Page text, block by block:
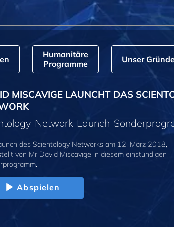
Humanitäre
Programme
Unser
MISCAVIGE LAUNCHT DAS
Network-Launch-
des Scientology Networks am 12. März 2018,
von Mr David Miscavige in diesem einstündigen
Abspielen